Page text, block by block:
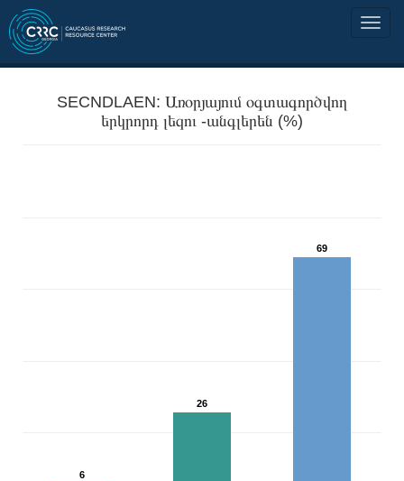
SECNDLAEN: Առօրյայում օգտագործվող
երկրորդ լեզու -անգլերեն (%)
6
26
69